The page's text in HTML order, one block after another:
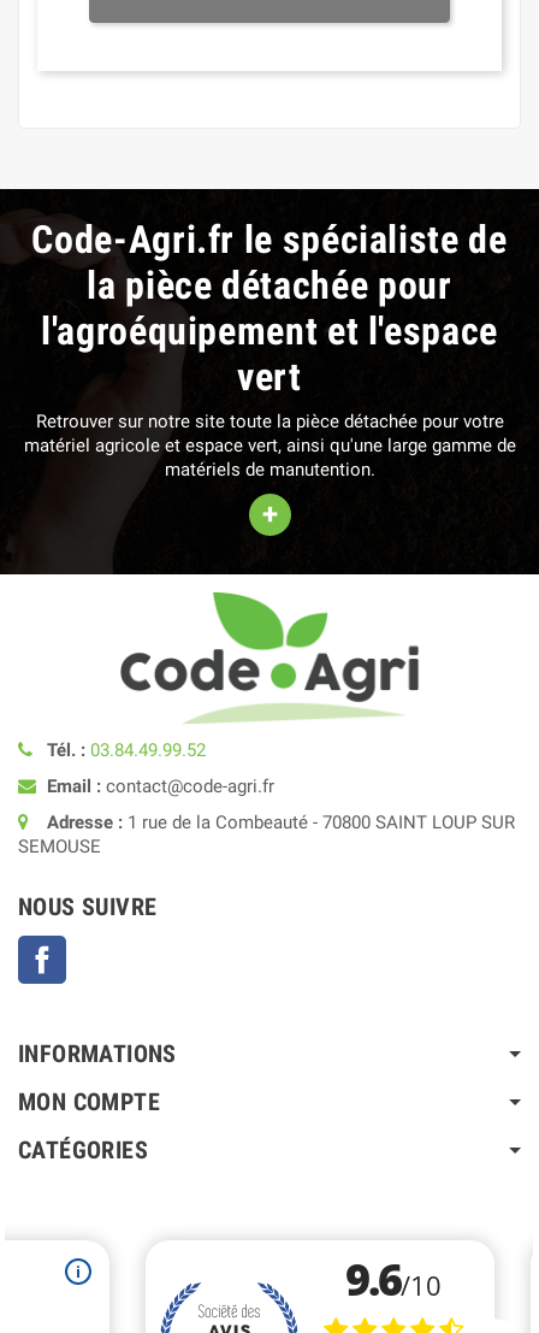
Code-Agri.fr le spécialiste de
la pièce détachée pour
l'agroéquipement et l'espace
vert
Retrouver sur notre site toute la pièce détachée pour votre
matériel agricole et espace vert, ainsi qu'une large gamme de
matériels de manutention.
+
Tél. : 03.84.49.99.52
Email : contact@code-agri.fr
Adresse : 1 rue de la Combeauté - 70800 SAINT LOUP SUR
SEMOUSE
NOUS SUIVRE
INFORMATIONS
MON COMPTE
CATÉGORIES